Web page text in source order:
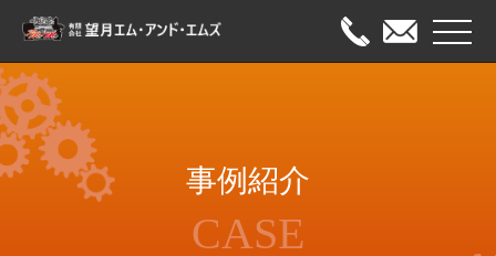
メニ
HOME
出張修理
オーバーホール
事例紹介
CASE